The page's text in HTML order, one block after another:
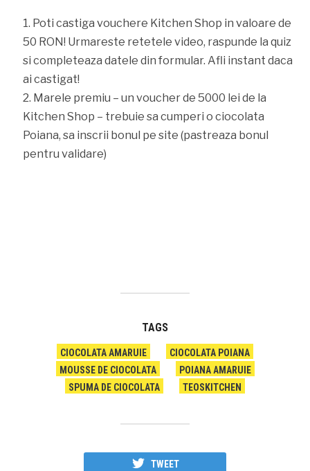
Poti castiga vouchere Kitchen Shop in valoare de
50 RON! Urmareste retetele video, raspunde la quiz
si completeaza datele din formular. Afli instant daca
ai castigat!
Marele premiu – un voucher de 5000 lei de la
Kitchen Shop – trebuie sa cumperi o ciocolata
Poiana, sa inscrii bonul pe site (pastreaza bonul
pentru validare)
TAGS
CIOCOLATA AMARUIE
CIOCOLATA POIANA
MOUSSE DE CIOCOLATA
POIANA AMARUIE
SPUMA DE CIOCOLATA
TEOSKITCHEN
TWEET